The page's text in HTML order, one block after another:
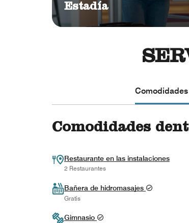
Estadía
Comodidades
Restaurante en las instalaciones
2 Restaurantes
Bañera de hidromasajes
Gratis
Gimnasio